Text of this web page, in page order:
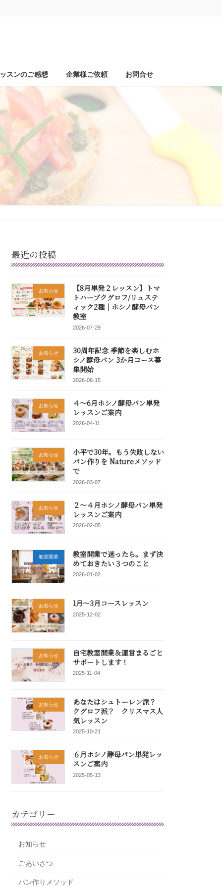
スンのご感想 企業様ご依頼 お問合せ
最近の投稿
お知らせ
【8月単発２レッスン】トマ
トハーブクグロフ/リュステ
ィック2種｜ホシノ酵母パン
教室
2026-07-29
お知らせ
30周年記念 季節を楽しむホ
シノ酵母パン 3か月コース募
集開始
2026-06-15
お知らせ
４～6月ホシノ酵母パン単発
レッスンご案内
2026-04-11
お知らせ
小平で30年。もう失敗しない
パン作りを Natureメソッド
で
2026-03-07
お知らせ
２～４月ホシノ酵母パン単発
レッスンご案内
2026-02-05
教室開業
教室開業で迷ったら。まず決
めておきたい３つのこと
2026-01-02
お知らせ 1月～3月コースレッスン
2025-12-02
お知らせ
自宅教室開業＆運営まるごと
サポートします！
2025-11-04
お知らせ
あなたはシュトーレン派？
クグロフ派？ クリスマス人
気レッスン
2025-10-21
お知らせ
６月ホシノ酵母パン単発レッ
スンご案内
2025-05-13
カテゴリー
お知らせ
ごあいさつ
パン作りメソッド